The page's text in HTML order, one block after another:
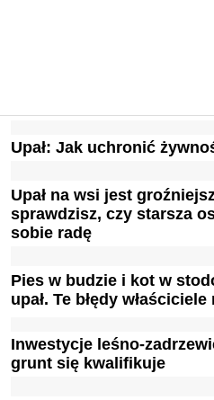
Upał: Jak uchronić
Upał na wsi jest
sprawdzisz, czy starsza
sobie radę
Pies w budzie i kot w
upał. Te błędy
Inwestycje leśno-
grunt się kwalifikuje